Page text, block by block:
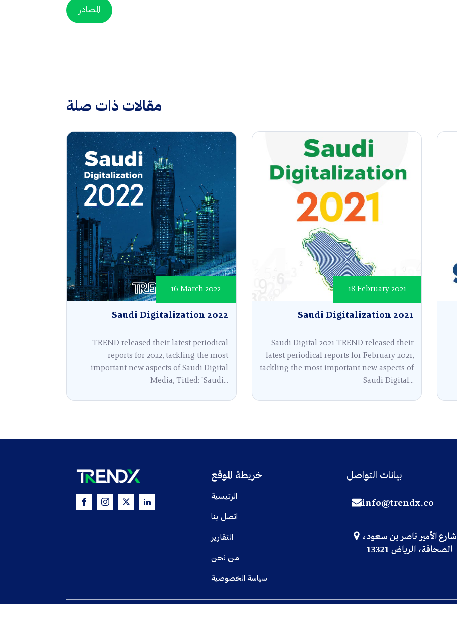
المصادر
مقالات ذات صلة
Saudi Digitalization 2022
16 March 2022
TREND released their latest periodical
reports for 2022, tackling the most
important new aspects of Saudi Digital
Media, Titled: "Saudi...
Saudi Digitalization 2021
18 February 2021
Saudi Digital 2021 TREND released their
latest periodical reports for February 2021,
tackling the most important new aspects of
Saudi Digital...
خريطة الموقع
الرئيسية
اتصل بنا
التقارير
من نحن
سياسة الخصوصية
بيانات التواصل
info@trendx.co
شارع الأمير ناصر بن سعود،
الصحافة، الرياض 13321